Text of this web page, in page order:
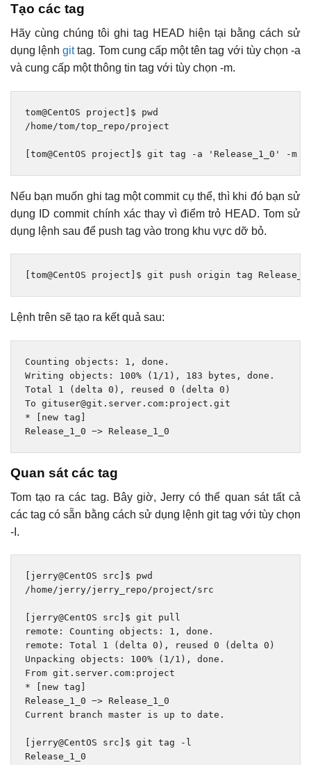
Tạo các tag
Hãy cùng chúng tôi ghi tag HEAD hiện tại bằng cách sử
dụng lệnhgittag. Tom cung cấp một tên tag với tùy chọn -a
và cung cấp một thông tin tag với tùy chọn -m.
tom@CentOS project
$ pwd
/ home /tom/top_repo /project
tom@CentOS project $ git tag - a 'Release_1_0' -m
Nếu bạn muốn ghi tag một commit cụ thể, thì khi đó bạn sử
dụng ID commit chính xác thay vì điểm trỏ HEAD. Tom sử
dụng lệnh sau để push tag vào trong khu vực dỡ bỏ.
tom@CentOS project $ git push origin tag
Lệnh trên sẽ tạo ra kết quả sau:
Counting objects : 1 , done .
Writing objects : 100% ( 1/1 ), 183 bytes , done .
Total
1 ( delta 0 ), reused 0 ( delta 0 )
To gituser@git . server . com : project . git
*
new tag
Release_1_0 −> Release_1_0
Quan sát các tag
Tom tạo ra các tag. Bây giờ, Jerry có thể quan sát tất cả
các tag có sẵn bằng cách sử dụng lệnh git tag với tùy chọn
-I.
jerry@CentOS src
$ pwd
/ home/jerry/jerry_repo/project/src
jerry@CentOS src
$ git pull
remote : Counting objects : 1 , done .
remote : Total 1 ( delta 0 ), reused 0 ( delta 0 )
Unpacking objects : 100% ( 1/1 ), done .
From git . server . com : project
*
new tag
Release_1_0 −> Release_1_0
Current branch master is up to date .
jerry@CentOS src $ git tag - l
Release_1_0